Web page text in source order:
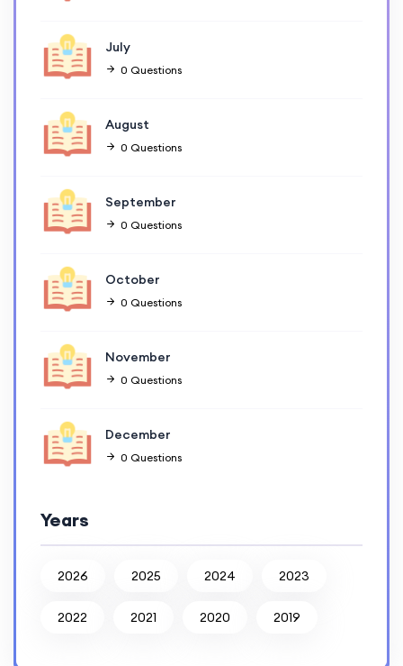
July
0 Questions
August
0 Questions
September
0 Questions
October
0 Questions
November
0 Questions
December
0 Questions
Years
2026 2025 2024 2023
2022 2021 2020 2019